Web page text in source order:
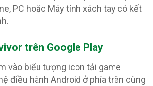
PC hoặc Máy tính xách tay có kết
trên Google Play
vào biểu tượng icon tải game
điều hành Android ở phía trên cùng